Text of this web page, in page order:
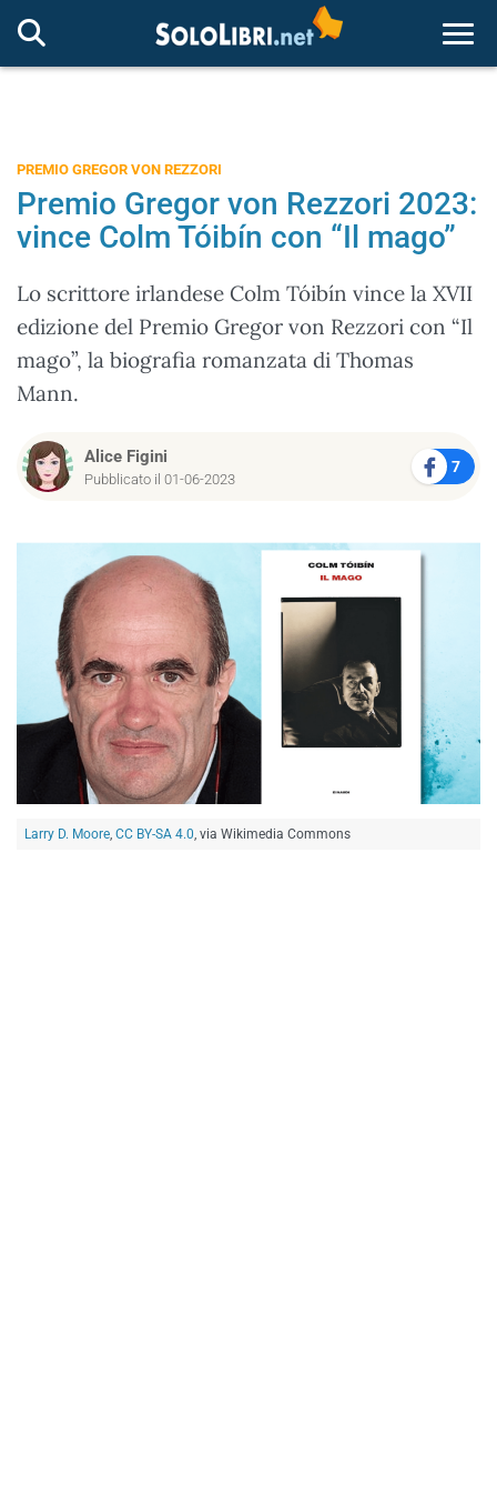
PREMIO GREGOR VON REZZORI
Premio Gregor von Rezzori 2023:
vince Colm Tóibín con “Il mago”
Lo scrittore irlandese Colm Tóibín vince la XVII
edizione del Premio Gregor von Rezzori con “Il
mago”, la biografia romanzata di Thomas
Mann.
Alice Figini
Pubblicato il 01-06-2023
7
Larry D. Moore CC BY-SA 4.0 , via Wikimedia Commons